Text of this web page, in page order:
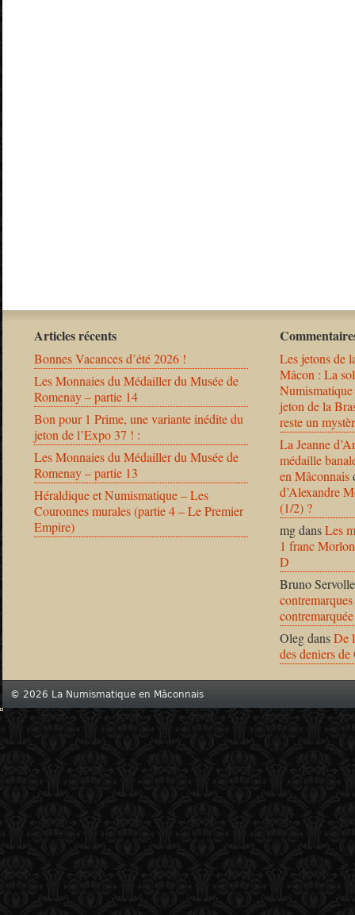
Articles récents
Bonnes Vacances d’été 2026 !
Les Monnaies du Médailler du Musée de
Romenay – partie 14
Bon pour 1 Prime, une variante inédite du
jeton de l’Expo 37 ! :
Les Monnaies du Médailler du Musée de
Romenay – partie 13
Héraldique et Numismatique – Les
Couronnes murales (partie 4 – Le Premier
Empire)
Les jetons de
Mâcon : La
jeton de la
reste un
La Jeanne
médaille
en Mâconnais
d’Alexandre
(1/2) ?
mgdansLes
1 franc
D
Bruno Servolle
OlegdansDe
des deniers
© 2026 La Numismatique en Mâconnais